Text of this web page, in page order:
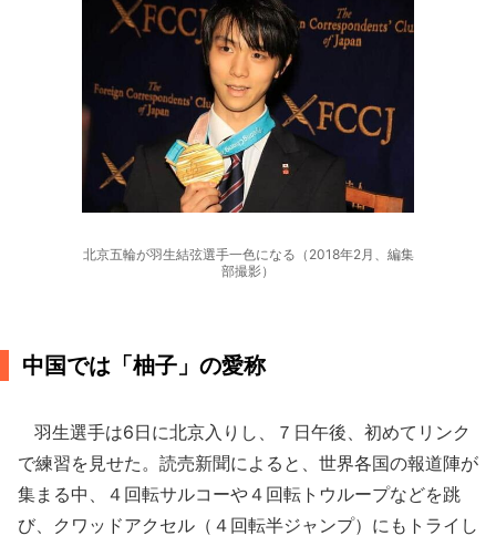
北京五輪が羽生結弦選手一色になる（2018年2月、編集
部撮影）
中国では「柚子」の愛称
羽生選手は6日に北京入りし、７日午後、初めてリンク
で練習を見せた。読売新聞によると、世界各国の報道陣が
集まる中、４回転サルコーや４回転トウループなどを跳
び、クワッドアクセル（４回転半ジャンプ）にもトライし